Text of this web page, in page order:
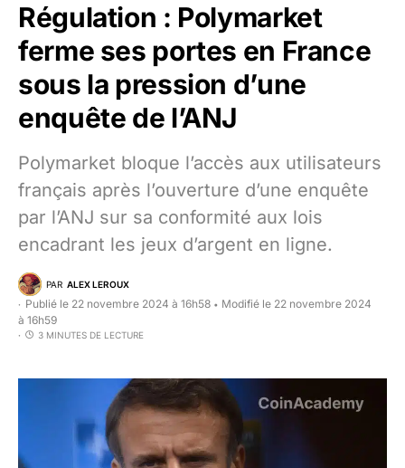
Régulation : Polymarket
ferme ses portes en France
sous la pression d’une
enquête de l’ANJ
Polymarket bloque l’accès aux utilisateurs
français après l’ouverture d’une enquête
par l’ANJ sur sa conformité aux lois
encadrant les jeux d’argent en ligne.
PAR ALEX LEROUX
Publié le 22 novembre 2024 à 16h58 • Modifié le 22 novembre 2024
à 16h59
3 MINUTES DE LECTURE